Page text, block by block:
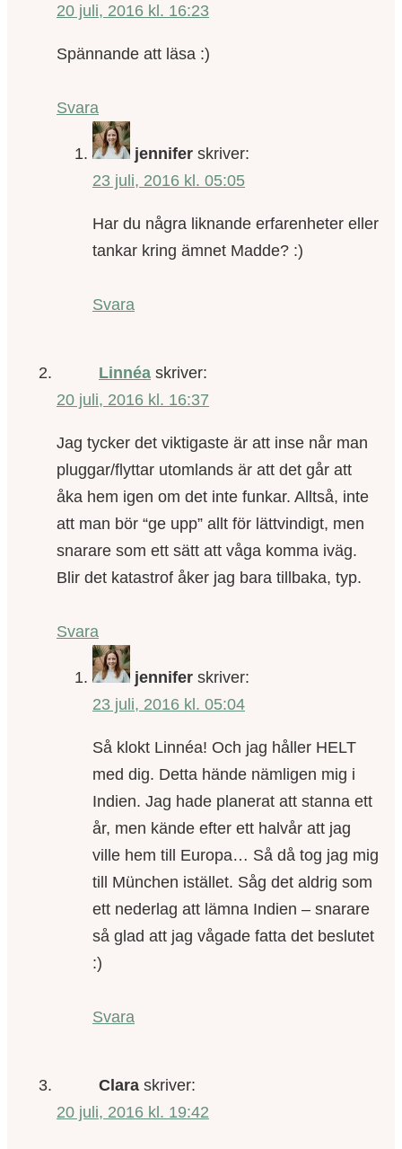
20 juli, 2016 kl. 16:23
Spännande att läsa :)
Svara
jennifer skriver:
23 juli, 2016 kl. 05:05
Har du några liknande erfarenheter eller
tankar kring ämnet Madde? :)
Svara
Linnéa skriver:
20 juli, 2016 kl. 16:37
Jag tycker det viktigaste är att inse når man
pluggar/flyttar utomlands är att det går att
åka hem igen om det inte funkar. Alltså, inte
att man bör “ge upp” allt för lättvindigt, men
snarare som ett sätt att våga komma iväg.
Blir det katastrof åker jag bara tillbaka, typ.
Svara
jennifer skriver:
23 juli, 2016 kl. 05:04
Så klokt Linnéa! Och jag håller HELT
med dig. Detta hände nämligen mig i
Indien. Jag hade planerat att stanna ett
år, men kände efter ett halvår att jag
ville hem till Europa… Så då tog jag mig
till München istället. Såg det aldrig som
ett nederlag att lämna Indien – snarare
så glad att jag vågade fatta det beslutet
:)
Svara
Clara skriver:
20 juli, 2016 kl. 19:42